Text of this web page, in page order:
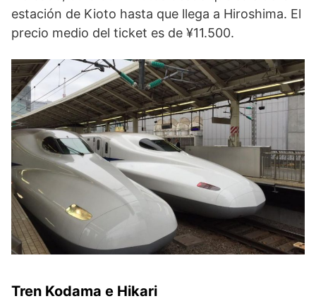
estación de Kioto hasta que llega a Hiroshima. El
precio medio del ticket es de ¥11.500.
Tren Kodama e Hikari